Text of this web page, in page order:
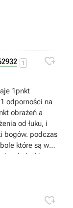
1 
1pnkt
odporności na
obrażeń a
od łuku, i
bogów. podczas
które są w
pnkt łaski,
bogów (jaka
gry o
wygranej partii),
